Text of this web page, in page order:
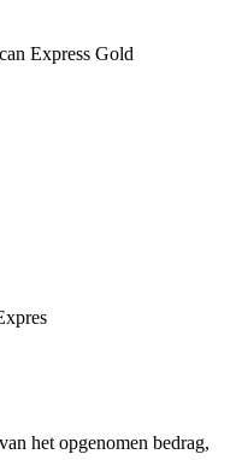
Express Gold
het opgenomen bedrag,